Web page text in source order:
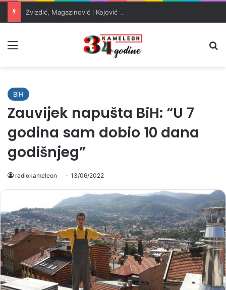
BiH
Zauvijek napušta BiH: “U 7
godina sam dobio 10 dana
godišnjeg”
radiokameleon 13/06/2022